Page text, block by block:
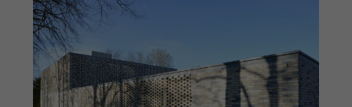
BILDUNG & FORSCHUNG
PRODUKTE
▼
RIEMCHENKOLLEKTIONEN TONWERK
ALLGEMEINE RIEMCHENKOLLEKTIONEN
PETERSEN TEGL